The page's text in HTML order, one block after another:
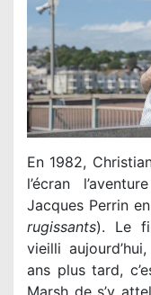
En 1982,
l’écran
Jacques Perrin
rugissants). Le
vieilli
ans plus tard,